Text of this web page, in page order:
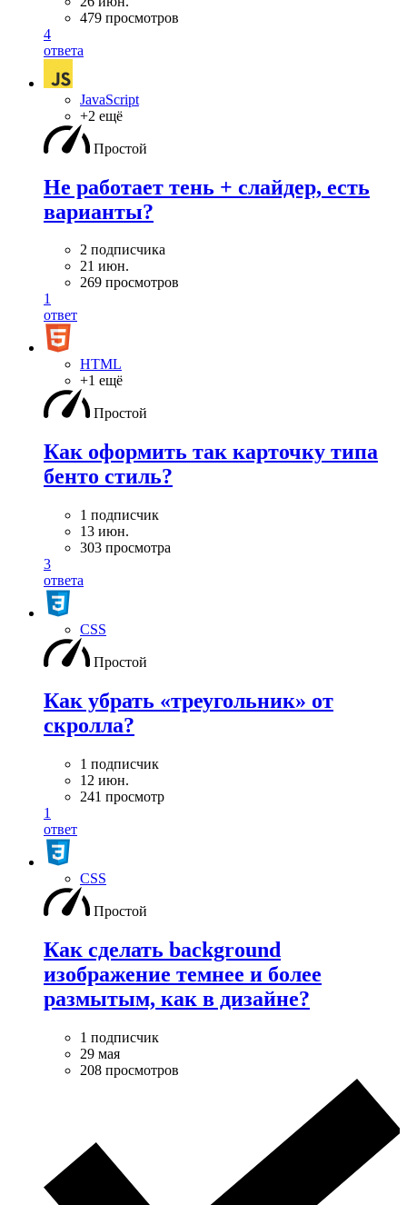
479 просмотров
4
ответа
JavaScript
+2 ещё
Простой
Не работает тень + слайдер, есть
варианты?
2 подписчика
21 июн.
269 просмотров
1
ответ
HTML
+1 ещё
Простой
Как оформить так карточку типа
бенто стиль?
1 подписчик
13 июн.
303 просмотра
3
ответа
CSS
Простой
Как убрать «треугольник» от
скролла?
1 подписчик
12 июн.
241 просмотр
1
ответ
CSS
Простой
Как сделать background
изображение темнее и более
размытым, как в дизайне?
1 подписчик
29 мая
208 просмотров